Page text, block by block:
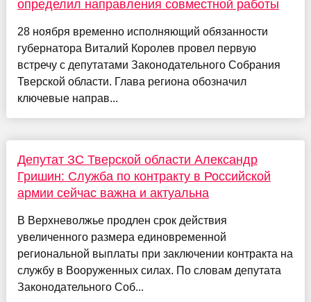
определил направления совместной работы
28 ноября временно исполняющий обязанности
губернатора Виталий Королев провел первую
встречу с депутатами Законодательного Собрания
Тверской области. Глава региона обозначил
ключевые направ...
Депутат ЗС Тверской области Александр
Гришин: Служба по контракту в Российской
армии сейчас важна и актуальна
В Верхневолжье продлен срок действия
увеличенного размера единовременной
региональной выплаты при заключении контракта на
службу в Вооруженных силах. По словам депутата
Законодательного Соб...